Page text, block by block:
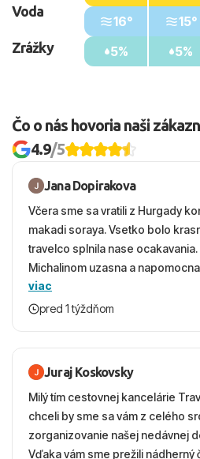
Voda
Zrážky
16°
5%
15°
5%
Čo o nás hovoria naši
4.9/5
Jana Dopirakova
Včera sme sa vratili z Hurgady
makadi soraya. Vsetko bolo
travelco splnila nase
Michalinom uzasna a
vecernych hodinach zaco sa
krasny, cisty. Sluzby top. Strava,
viac
pred 1 týždňom
Juraj Koskovsky
Milý tím cestovnej kancelárie
chceli by sme sa vám z celého
zorganizovanie našej nedávnej
Vďaka vám sme prežili nádherný